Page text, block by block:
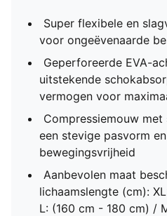
Super flexibele en
voor ongeëvenaarde
Geperforeerde EVA-
uitstekende
vermogen voor
Compressiemouw
een stevige pasvorm
bewegingsvrijheid
Aanbevolen maat
lichaamslengte (cm):
L: (160 cm - 180 cm) /